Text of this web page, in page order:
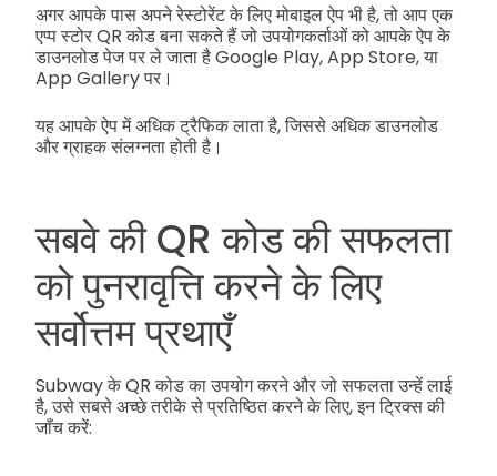
अगर आपके पास अपने रेस्टोरेंट के लिए मोबाइल ऐप भी है, तो आप एक
एप्प स्टोर QR कोड बना सकते हैं जो उपयोगकर्ताओं को आपके ऐप के
डाउनलोड पेज पर ले जाता है Google Play, App Store, या
App Gallery पर।
यह आपके ऐप में अधिक ट्रैफिक लाता है, जिससे अधिक डाउनलोड
और ग्राहक संलग्नता होती है।
सबवे की QR कोड की सफलता
को पुनरावृत्ति करने के लिए
सर्वोत्तम प्रथाएँ
Subway के QR कोड का उपयोग करने और जो सफलता उन्हें लाई
है, उसे सबसे अच्छे तरीके से प्रतिष्ठित करने के लिए, इन ट्रिक्स की
जाँच करें: